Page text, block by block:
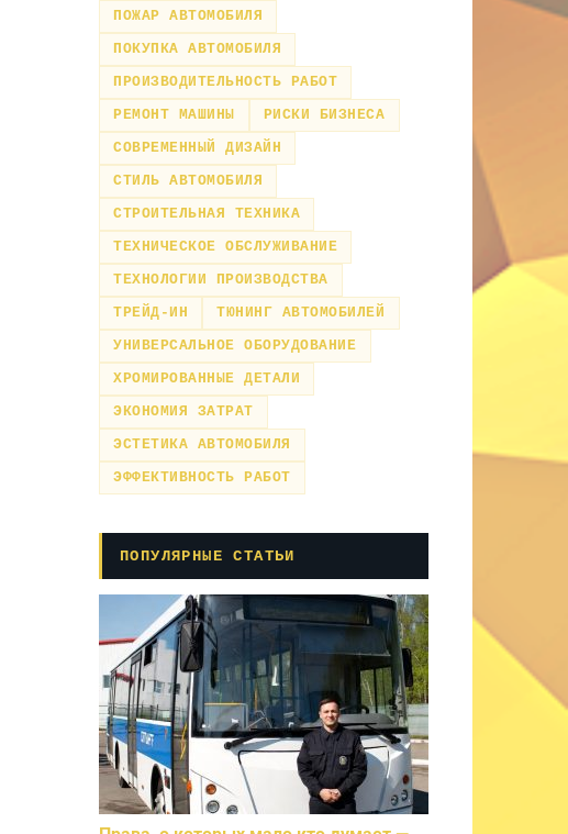
ПОЖАР АВТОМОБИЛЯ
ПОКУПКА АВТОМОБИЛЯ
ПРОИЗВОДИТЕЛЬНОСТЬ РАБОТ
РЕМОНТ МАШИНЫ
РИСКИ БИЗНЕСА
СОВРЕМЕННЫЙ ДИЗАЙН
СТИЛЬ АВТОМОБИЛЯ
СТРОИТЕЛЬНАЯ ТЕХНИКА
ТЕХНИЧЕСКОЕ ОБСЛУЖИВАНИЕ
ТЕХНОЛОГИИ ПРОИЗВОДСТВА
ТРЕЙД-ИН
ТЮНИНГ АВТОМОБИЛЕЙ
УНИВЕРСАЛЬНОЕ ОБОРУДОВАНИЕ
ХРОМИРОВАННЫЕ ДЕТАЛИ
ЭКОНОМИЯ ЗАТРАТ
ЭСТЕТИКА АВТОМОБИЛЯ
ЭФФЕКТИВНОСТЬ РАБОТ
ПОПУЛЯРНЫЕ СТАТЬИ